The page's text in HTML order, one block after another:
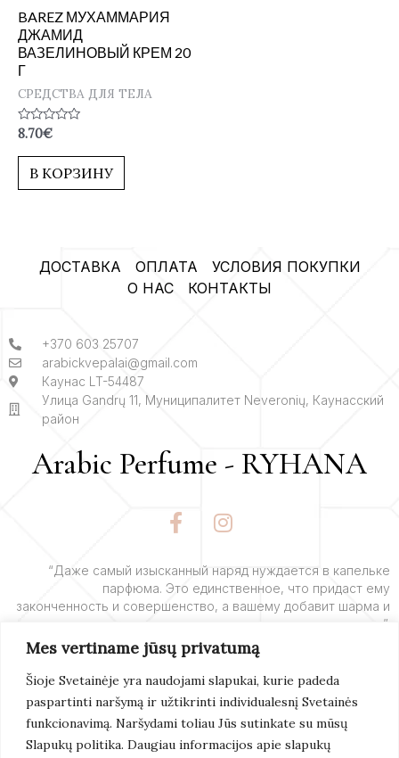
Mes vertiname jūsų privatumą
Šioje Svetainėje yra naudojami slapukai, kurie padeda
paspartinti naršymą ir užtikrinti individualesnį Svetainės
funkcionavimą. Naršydami toliau Jūs sutinkate su mūsų
Slapukų politika. Daugiau informacijos apie slapukų
BAREZ МУХАММАРИЯ
ДЖАМИД
ВАЗЕЛИНОВЫЙ КРЕМ 20
Г
СРЕДСТВА ДЛЯ ТЕЛА
Оценка
из
8.70€
В КОРЗИНУ
ДОСТАВКА ОПЛАТА
УСЛОВИЯ ПОКУПКИ
О НАС
КОНТАКТЫ
+370 603 25707
arabickvepalai@gmail.com
Каунас LT-54487
Улица Gandrų 11, Муниципалитет Neveronių, Каунасский
район
Arabic Perfume - RYHANA
F
a
e
b
o
o
k
-
f
I
n
t
a
g
r
a
m
“Даже самый изысканный наряд нуждается в капельке
парфюма. Это единственное, что придаст ему
законченность и совершенство, а вашему добавит шарма и
очарования”.
Подробнее